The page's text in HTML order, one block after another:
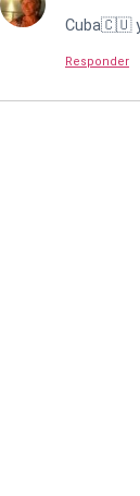
Cuba🇨🇺 y
Responder